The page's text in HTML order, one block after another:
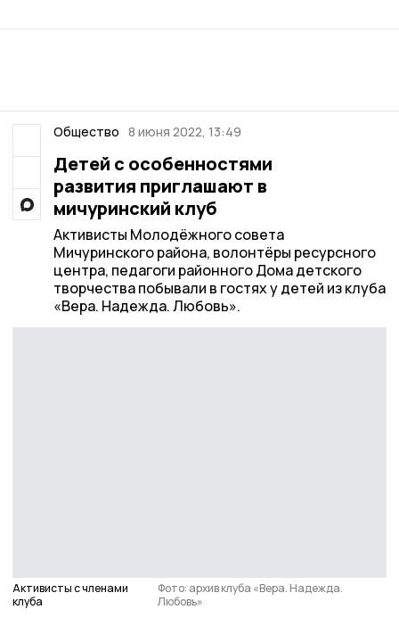
Общество 8 июня 2022, 13:49
Детей с особенностями
развития приглашают в
мичуринский клуб
Активисты Молодёжного совета
Мичуринского района, волонтёры ресурсного
центра, педагоги районного Дома детского
творчества побывали в гостях у детей из клуба
«Вера. Надежда. Любовь».
Активисты с членами
клуба
Фото: архив клуба «Вера. Надежда.
Любовь»